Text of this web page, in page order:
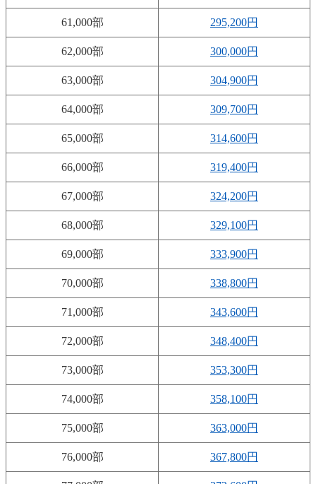
61,000部 295,200円
62,000部 300,000円
63,000部 304,900円
64,000部 309,700円
65,000部 314,600円
66,000部 319,400円
67,000部 324,200円
68,000部 329,100円
69,000部 333,900円
70,000部 338,800円
71,000部 343,600円
72,000部 348,400円
73,000部 353,300円
74,000部 358,100円
75,000部 363,000円
76,000部 367,800円